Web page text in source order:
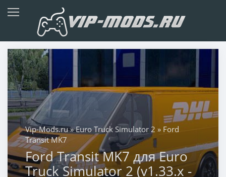
Vip-Mods.ru»Euro Truck Simulator 2 » Ford
Transit MK7
Ford Transit MK7 для Euro
Truck Simulator 2 (v1.33.x -